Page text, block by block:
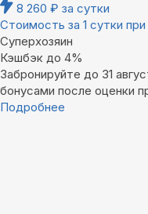
8 260 ₽ за сутки
Стоимость за 1 сутки
Суперхозяин
Кэшбэк до 4%
Забронируйте до 31
бонусами после оценки
Подробнее